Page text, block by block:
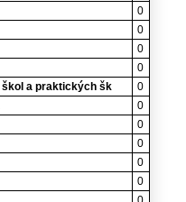
0
0
0
0
škol a praktických šk
0
0
0
0
0
0